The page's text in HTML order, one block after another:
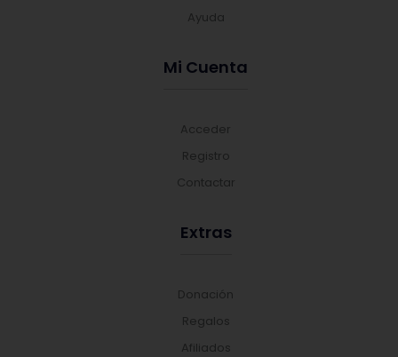
Ayuda
Mi Cuenta
Acceder
Registro
Contactar
Extras
Donación
Regalos
Afiliados